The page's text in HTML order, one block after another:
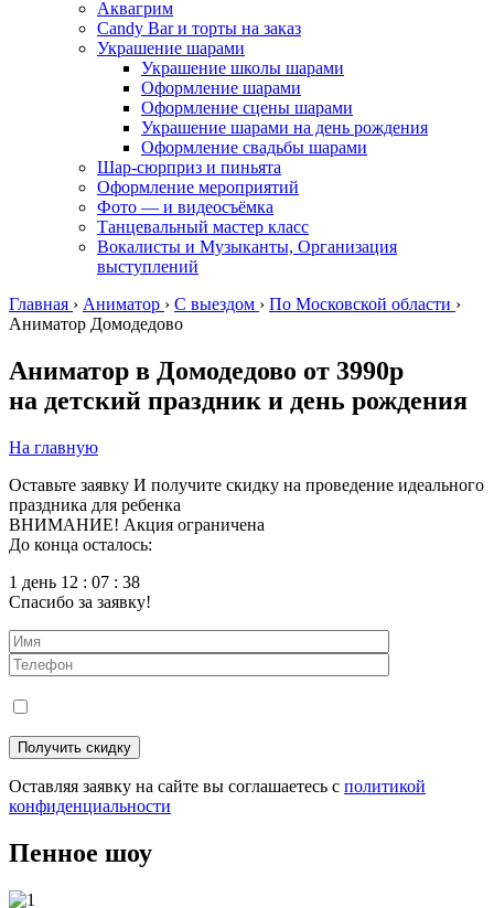
Аквагрим
Candy Bar и торты на заказ
Украшение шарами
Украшение школы шарами
Оформление шарами
Оформление сцены шарами
Украшение шарами на день рождения
Оформление свадьбы шарами
Шар-сюрприз и пиньята
Оформление мероприятий
Фото — и видеосъёмка
Танцевальный мастер класс
Вокалисты и Музыканты, Организация
выступлений
Главная › Аниматор › С выездом › По Московской области ›
Аниматор Домодедово
Аниматор в Домодедово от 3990р
на детский праздник и день рождения
На главную
Оставьте заявку И получите скидку на проведение идеального
праздника для ребенка
ВНИМАНИЕ! Акция ограничена
До конца осталось:
1 день 12 : 07 : 37
Спасибо за заявку!
Оставляя заявку на сайте вы соглашаетесь с политикой
конфиденциальности
Пенное шоу